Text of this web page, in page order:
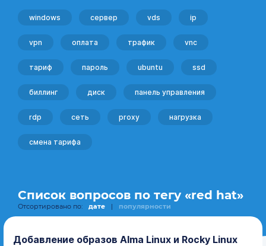
windows сервер vds ip
vpn оплата трафик vnc
тариф пароль ubuntu ssd
биллинг диск панель управления
rdp сеть proxy нагрузка
смена тарифа
Список вопросов по тегу «red hat»
Отсортировано по: дате | популярности
Добавление образов Alma Linux и Rocky Linux